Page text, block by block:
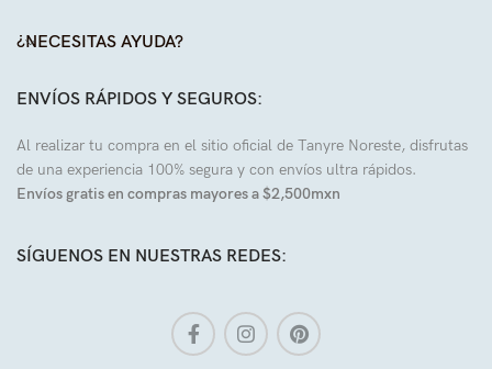
¿NECESITAS AYUDA?
ENVÍOS RÁPIDOS Y SEGUROS:
Al realizar tu compra en el sitio oficial de Tanyre Noreste, disfrutas
de una experiencia 100% segura y con envíos ultra rápidos.
Envíos gratis en compras mayores a $2,500mxn
SÍGUENOS EN NUESTRAS REDES: